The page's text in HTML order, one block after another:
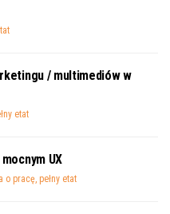
/ multimediów w
etat
UX
o pracę, pełny etat